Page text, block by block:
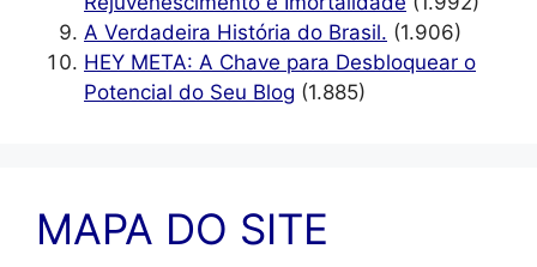
A Verdadeira História do Brasil. (1.906)
HEY META: A Chave para Desbloquear o
Potencial do Seu Blog (1.885)
MAPA DO SITE